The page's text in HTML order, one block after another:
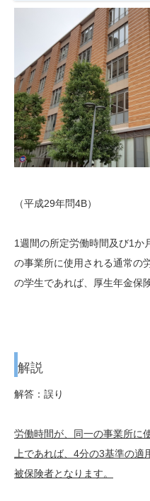
（平成29年問4B）
1週間の所定労働時間及び1か
の事業所に使用される通常の
の学生であれば、厚生年金保
解説
解答：誤り
労働時間が、同一の事業所に
上であれば、4分の3基準の
被保険者となります。